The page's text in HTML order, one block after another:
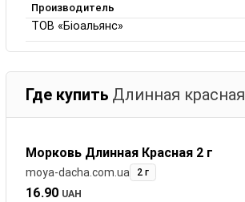
Производитель
ТОВ «Біоальянс»
Где купить Длинная красная
Морковь Длинная Красная 2 г
moya-dacha.com.ua 2 г
16.90 UAH